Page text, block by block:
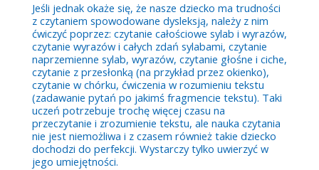
Jeśli jednak okaże się, że nasze dziecko ma trudności
z czytaniem spowodowane dysleksją, należy z nim
ćwiczyć poprzez: czytanie całościowe sylab i wyrazów,
czytanie wyrazów i całych zdań sylabami, czytanie
naprzemienne sylab, wyrazów, czytanie głośne i ciche,
czytanie z przesłonką (na przykład przez okienko),
czytanie w chórku, ćwiczenia w rozumieniu tekstu
(zadawanie pytań po jakimś fragmencie tekstu). Taki
uczeń potrzebuje trochę więcej czasu na
przeczytanie i zrozumienie tekstu, ale nauka czytania
nie jest niemożliwa i z czasem również takie dziecko
dochodzi do perfekcji. Wystarczy tylko uwierzyć w
jego umiejętności.